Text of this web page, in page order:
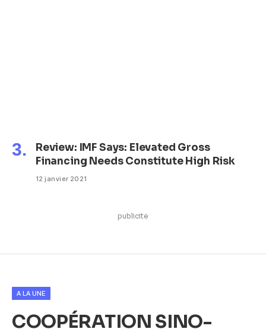
Review: IMF Says: Elevated Gross
Financing Needs Constitute High Risk
12 janvier 2021
publicite
A LA UNE
COOPÉRATION SINO-